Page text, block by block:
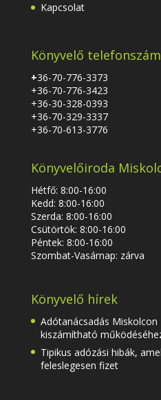
Kapcsolat
Könyvelő
+36-70-776-3373
+36-70-776-3423
+36-30-328-0393
+36-70-329-3337
+36-70-613-3776
Könyvelőiroda
Hétfő: 8:00-16:00
Kedd: 8:00-16:00
Szerda: 8:00-16:00
Csütörtök: 8:00-16:00
Péntek: 8:00-16:00
Szombat-Vasárnap: zárva
Könyvelő hírek
Adótanácsadás
kiszámítható
Tipikus adózási hibák,
feleslegesen fizet